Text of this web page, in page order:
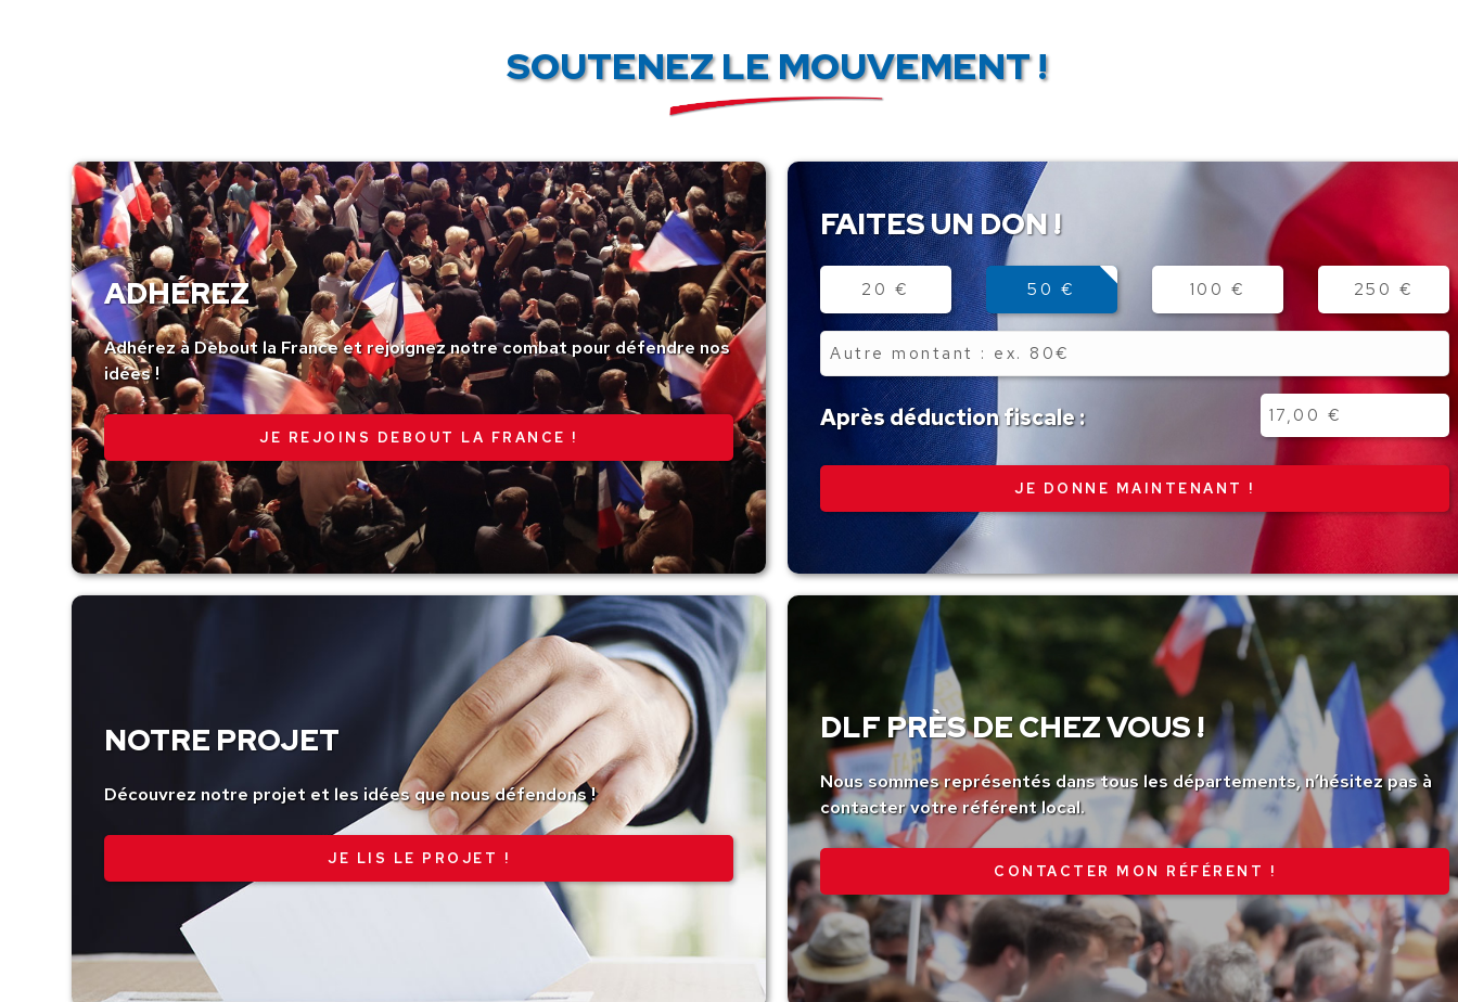
SOUTENEZ LE MOUVEMENT !
ADHÉREZ
Adhérez à Debout la France et rejoignez notre combat pour défendre nos
idées !
JE REJOINS DEBOUT LA FRANCE !
FAITES UN DON !
Montant
20 € 50 € 100 € 250 €
Autre
montant
Après déduction fiscale :
NOTRE PROJET
Découvrez notre projet et les idées que nous défendons !
JE LIS LE PROJET !
DLF PRÈS DE CHEZ VOUS !
Nous sommes représentés dans tous les départements, n’hésitez pas à
contacter votre référent local.
CONTACTER MON RÉFÉRENT !